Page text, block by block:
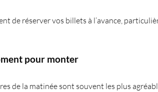
de réserver vos billets à l’avance,
pour monter
de la matinée sont souvent les plus